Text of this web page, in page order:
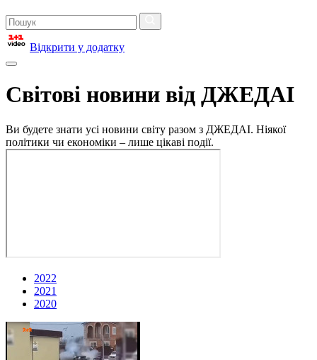
Відкрити у додатку
Світові новини від ДЖЕДАІ
Ви будете знати усі новини світу разом з ДЖЕДАІ. Ніякої
політики чи економіки – лише цікаві події.
2022
2021
2020